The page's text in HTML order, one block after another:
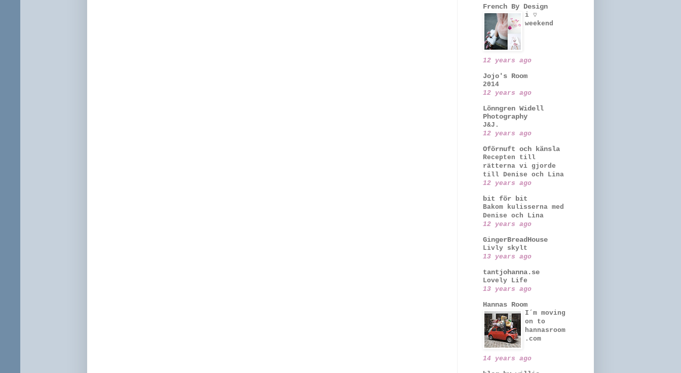
French By Design
i ♡
weekend
12 years ago
Jojo's Room
2014
12 years ago
Lönngren Widell
Photography
J&J.
12 years ago
Oförnuft och känsla
Recepten till
rätterna vi gjorde
till Denise och Lina
12 years ago
bit för bit
Bakom kulisserna med
Denise och Lina
12 years ago
GingerBreadHouse
Livly skylt
13 years ago
tantjohanna.se
Lovely Life
13 years ago
Hannas Room
I´m moving
on to
hannasroom
.com
14 years ago